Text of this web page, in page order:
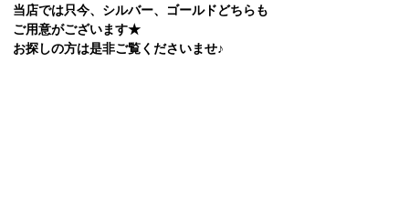
当店では只今、シルバー、ゴールドどちらも
ご用意がございます★
お探しの方は是非ご覧くださいませ♪